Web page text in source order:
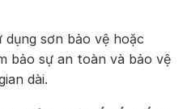
sơn bảo vệ hoặc
bảo sự an toàn và bảo vệ
dài.